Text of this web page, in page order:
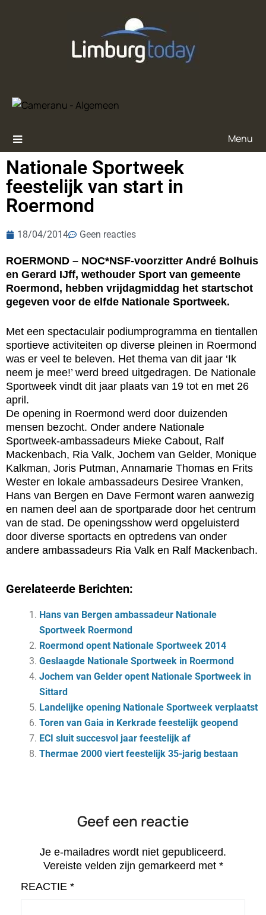
Menu
Nationale Sportweek
feestelijk van start in
Roermond
18/04/2014 Geen reacties
ROERMOND – NOC*NSF-voorzitter André Bolhuis
en Gerard IJff, wethouder Sport van gemeente
Roermond, hebben vrijdagmiddag het startschot
gegeven voor de elfde Nationale Sportweek.
Met een spectaculair podiumprogramma en tientallen
sportieve activiteiten op diverse pleinen in Roermond
was er veel te beleven. Het thema van dit jaar ‘Ik
neem je mee!’ werd breed uitgedragen. De Nationale
Sportweek vindt dit jaar plaats van 19 tot en met 26
april.
De opening in Roermond werd door duizenden
mensen bezocht. Onder andere Nationale
Sportweek-ambassadeurs Mieke Cabout, Ralf
Mackenbach, Ria Valk, Jochem van Gelder, Monique
Kalkman, Joris Putman, Annamarie Thomas en Frits
Wester en lokale ambassadeurs Desiree Vranken,
Hans van Bergen en Dave Fermont waren aanwezig
en namen deel aan de sportparade door het centrum
van de stad. De openingsshow werd opgeluisterd
door diverse sportacts en optredens van onder
andere ambassadeurs Ria Valk en Ralf Mackenbach.
Gerelateerde Berichten:
Hans van Bergen ambassadeur Nationale
Sportweek Roermond
Roermond opent Nationale Sportweek 2014
Geslaagde Nationale Sportweek in Roermond
Jochem van Gelder opent Nationale Sportweek in
Sittard
Landelijke opening Nationale Sportweek verplaatst
Toren van Gaia in Kerkrade feestelijk geopend
ECI sluit succesvol jaar feestelijk af
Thermae 2000 viert feestelijk 35-jarig bestaan
Geef een reactie
Je e-mailadres wordt niet gepubliceerd.
Vereiste velden zijn gemarkeerd met *
REACTIE *